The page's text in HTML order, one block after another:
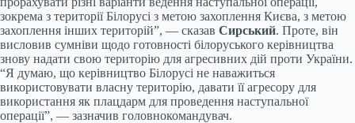
зокрема з території Білорусі з метою захоплення Києва, з метою
захоплення інших територій”, — сказав Сирський. Проте, він
висловив сумніви щодо готовності білоруського керівництва
знову надати свою територію для агресивних дій проти України.
“Я думаю, що керівництво Білорусі не наважиться
використовувати власну територію, давати її агресору для
використання як плацдарм для проведення наступальної
операції”, — зазначив головнокомандувач.